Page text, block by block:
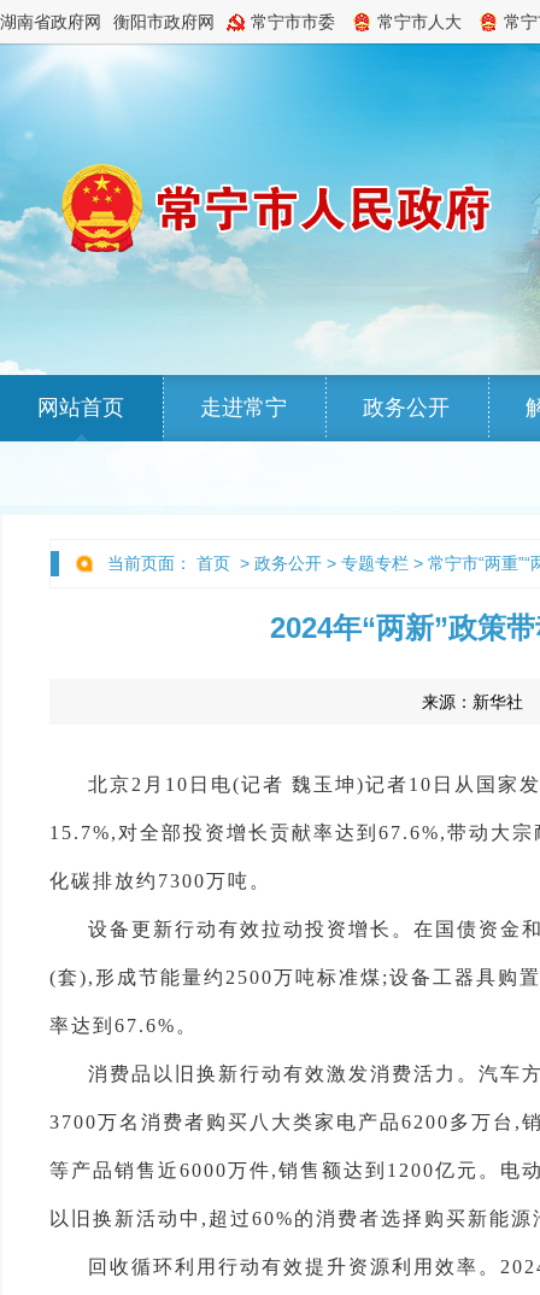
湖南省政府网 衡阳市政府网 常宁市市委 常宁市人大 常
网站首页 走进常宁 政务公开
当前页面： 首页 > 政务公开 > 专题专栏 > 常宁市“两重
2024年“两新”政策
来源： 新华社
北京2月10日电(记者 魏玉坤)记者10日从国家
15.7%,对全部投资增长贡献率达到67.6%,带动大
化碳排放约7300万吨。
设备更新行动有效拉动投资增长。在国债资金
(套),形成节能量约2500万吨标准煤;设备工器具购
率达到67.6%。
消费品以旧换新行动有效激发消费活力。汽车
3700万名消费者购买八大类家电产品6200多万台,
等产品销售近6000万件,销售额达到1200亿元。电
以旧换新活动中,超过60%的消费者选择购买新能
回收循环利用行动有效提升资源利用效率。